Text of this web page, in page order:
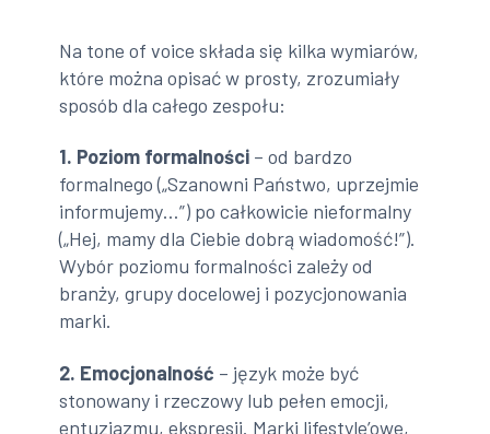
Na tone of voice składa się kilka wymiarów,
które można opisać w prosty, zrozumiały
sposób dla całego zespołu:
1. Poziom formalności – od bardzo
formalnego („Szanowni Państwo, uprzejmie
informujemy…”) po całkowicie nieformalny
(„Hej, mamy dla Ciebie dobrą wiadomość!”).
Wybór poziomu formalności zależy od
branży, grupy docelowej i pozycjonowania
marki.
2. Emocjonalność – język może być
stonowany i rzeczowy lub pełen emocji,
entuzjazmu, ekspresji. Marki lifestyle’owe,